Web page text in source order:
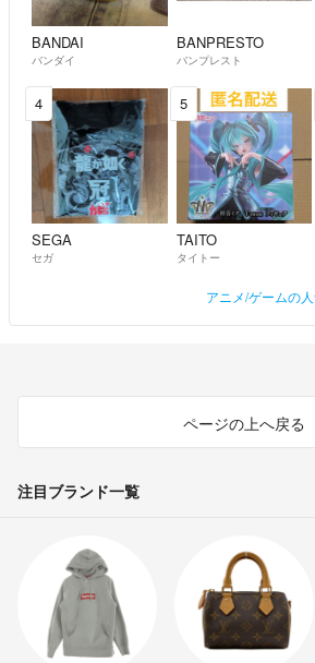
BANDAI
バンダイ
BANPRESTO
バンプレスト
4
SEGA
セガ
5
TAITO
タイトー
アニメ/ゲームの
ページの上へ戻る
注目ブランド一覧